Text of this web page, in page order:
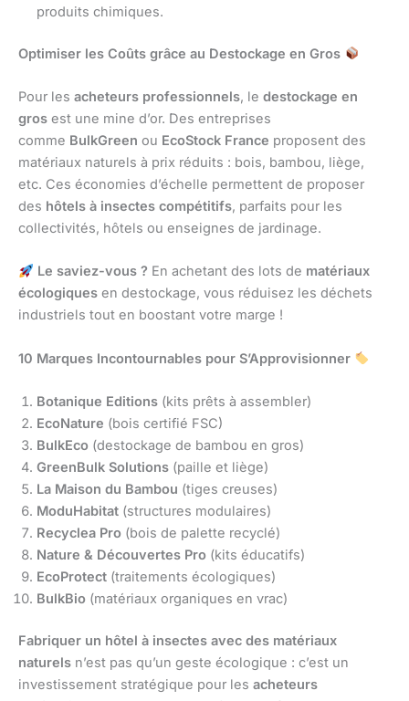
produits chimiques.
Optimiser les Coûts grâce au Destockage en Gros
Pour les acheteurs professionnels, le destockage en
gros est une mine d’or. Des entreprises
comme BulkGreen ou EcoStock France proposent des
matériaux naturels à prix réduits : bois, bambou, liège,
etc. Ces économies d’échelle permettent de proposer
des hôtels à insectes compétitifs, parfaits pour les
collectivités, hôtels ou enseignes de jardinage.
Le saviez-vous ? En achetant des lots de matériaux
écologiques en destockage, vous réduisez les déchets
industriels tout en boostant votre marge !
10 Marques Incontournables pour S’Approvisionner
Botanique Editions (kits prêts à assembler)
EcoNature (bois certifié FSC)
BulkEco (destockage de bambou en gros)
GreenBulk Solutions (paille et liège)
La Maison du Bambou (tiges creuses)
ModuHabitat (structures modulaires)
Recyclea Pro (bois de palette recyclé)
Nature & Découvertes Pro (kits éducatifs)
EcoProtect (traitements écologiques)
BulkBio (matériaux organiques en vrac)
Fabriquer un hôtel à insectes avec des matériaux
naturels n’est pas qu’un geste écologique : c’est un
investissement stratégique pour les acheteurs